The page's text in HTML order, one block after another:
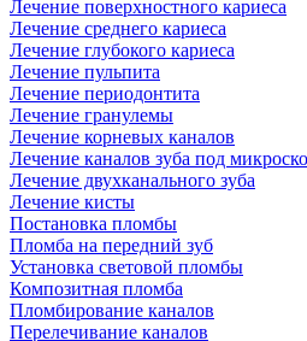
Лечение поверхностного кариеса
Лечение среднего кариеса
Лечение глубокого кариеса
Лечение пульпита
Лечение периодонтита
Лечение гранулемы
Лечение корневых каналов
Лечение каналов зуба под
Лечение двухканального зуба
Лечение кисты
Постановка пломбы
Пломба на передний зуб
Установка световой пломбы
Композитная пломба
Пломбирование каналов
Перелечивание каналов